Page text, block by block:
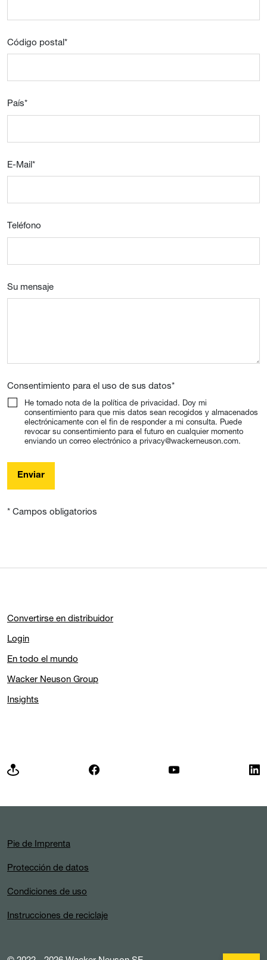
Código postal*
País*
E-Mail*
Teléfono
Su mensaje
Consentimiento para el uso de sus datos*
He tomado nota de la política de privacidad. Doy mi
consentimiento para que mis datos sean recogidos y almacenados
electrónicamente con el fin de responder a mi consulta. Puede
revocar su consentimiento para el futuro en cualquier momento
enviando un correo electrónico a privacy@wackerneuson.com.
Enviar
* Campos obligatorios
Convertirse en distribuidor
Login
En todo el mundo
Wacker Neuson Group
Insights
Pie de Imprenta
Protección de datos
Condiciones de uso
Instrucciones de reciclaje